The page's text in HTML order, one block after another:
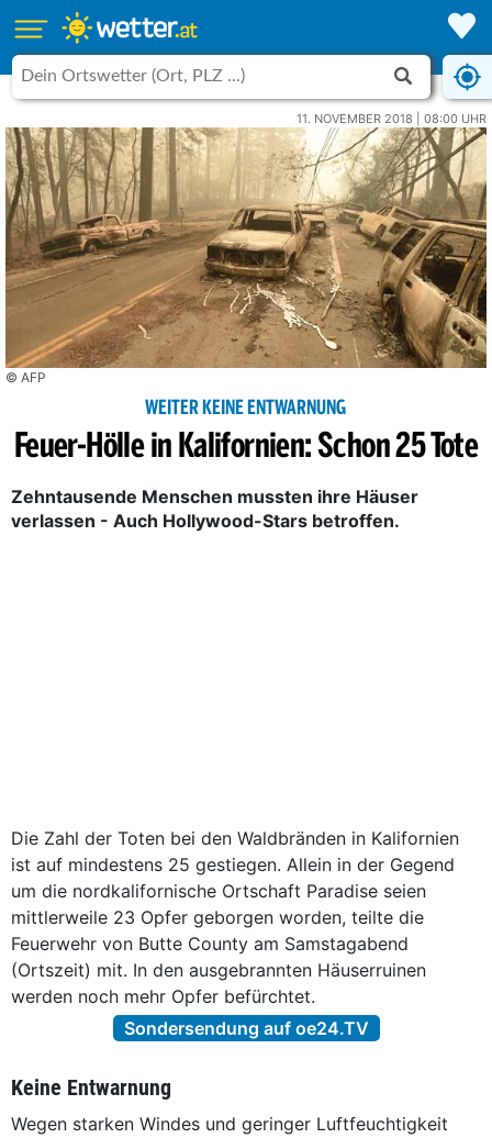
11. NOVEMBER 2018 | 08:00 UHR
© AFP
WEITER KEINE ENTWARNUNG
Feuer-Hölle in Kalifornien: Schon 25 Tote
Zehntausende Menschen mussten ihre Häuser
verlassen - Auch Hollywood-Stars betroffen.
Die Zahl der Toten bei den Waldbränden in Kalifornien
ist auf mindestens 25 gestiegen. Allein in der Gegend
um die nordkalifornische Ortschaft Paradise seien
mittlerweile 23 Opfer geborgen worden, teilte die
Feuerwehr von Butte County am Samstagabend
(Ortszeit) mit. In den ausgebrannten Häuserruinen
werden noch mehr Opfer befürchtet.
Sondersendung auf oe24.TV
Keine Entwarnung
Wegen starken Windes und geringer Luftfeuchtigkeit